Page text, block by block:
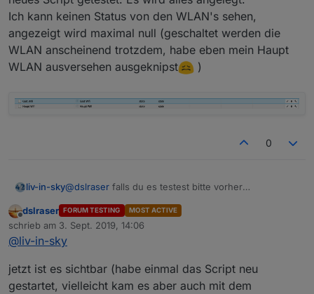
bitte testen - viele änderungen
werd mir das anwesenheitsspiel noch näher ansehen
- aber wenn alles funktioniert sollte das so klappen
Ich kann keinen Status von den WLAN's sehen,
angezeigt wird maximal null (geschaltet werden die
WLAN anscheinend trotzdem, habe eben mein Haupt
WLAN ausversehen ausgeknipst
)
0
liv-in-sky@dslraser falls du es testest bitte vorher
gehe jetzt kurz rasenmähen - muss mal vom rechner
weg :-)
Offline
dslraser FORUM TESTING MOST ACTIVE
schrieb am 3. Sept. 2019, 14:06
zuletzt editiert von
@liv-in-sky
jetzt ist es sichtbar (habe einmal das Script neu
gestartet, vielleicht kam es aber auch mit dem